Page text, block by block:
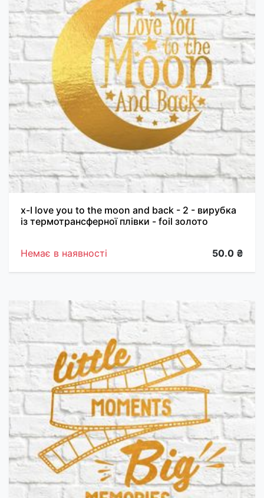
х-I love you to the moon and back - 2 - вирубка
із термотрансферної плівки - foil золото
Немає в наявності 50.0 ₴